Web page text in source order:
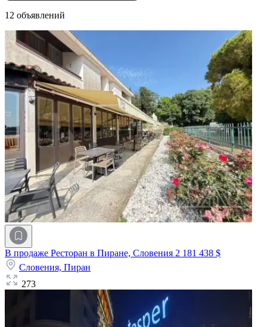
12 объявлений
В продаже Ресторан в Пиране, Словения 2 181 438 $
Словения, Пиран
273